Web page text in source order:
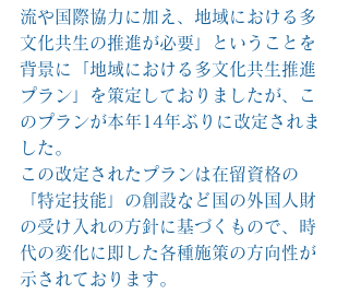
流や国際協力に加え、地域における多
文化共生の推進が必要」ということを
背景に「地域における多文化共生推進
プラン」を策定しておりましたが、こ
のプランが本年14年ぶりに改定されま
した。
この改定されたプランは在留資格の
「特定技能」の創設など国の外国人財
の受け入れの方針に基づくもので、時
代の変化に即した各種施策の方向性が
示されております。